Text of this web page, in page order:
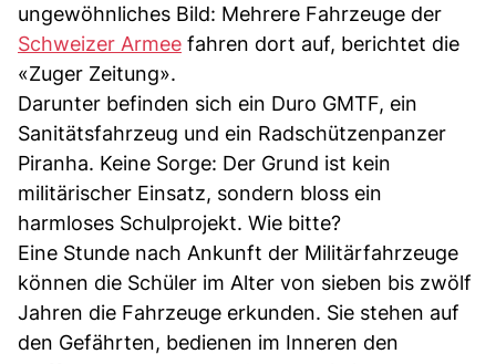
ungewöhnliches Bild: Mehrere Fahrzeuge der
Schweizer Armee fahren dort auf, berichtet die
«Zuger Zeitung».
Darunter befinden sich ein Duro GMTF, ein
Sanitätsfahrzeug und ein Radschützenpanzer
Piranha. Keine Sorge: Der Grund ist kein
militärischer Einsatz, sondern bloss ein
harmloses Schulprojekt. Wie bitte?
Eine Stunde nach Ankunft der Militärfahrzeuge
können die Schüler im Alter von sieben bis zwölf
Jahren die Fahrzeuge erkunden. Sie stehen auf
den Gefährten, bedienen im Inneren den